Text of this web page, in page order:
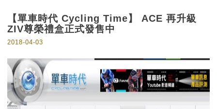
【單車時代 Cycling Time】 ACE 再升級
ZIV尊榮禮盒正式發售中
2018-04-03